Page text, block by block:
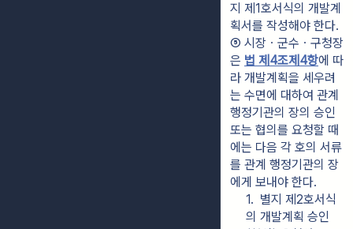
지 제1호서식의 개발계
획서를 작성해야 한다.
⑤ 시장ㆍ군수ㆍ구청장
은 법 제4조제4항에 따
라 개발계획을 세우려
는 수면에 대하여 관계
행정기관의 장의 승인
또는 협의를 요청할 때
에는 다음 각 호의 서류
를 관계 행정기관의 장
에게 보내야 한다.
1.  별지 제2호서식
의 개발계획 승인